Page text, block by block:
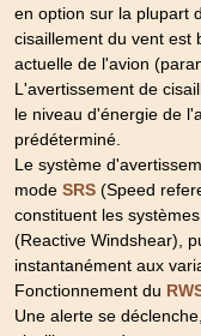
en option sur la plupart
cisaillement du vent est
actuelle de l'avion
L'avertissement de
le niveau d'énergie de
prédéterminé.
Le système
modeSRS (Speed
constituent les
(Reactive Windshear),
instantanément aux
Fonctionnement du
Une alerte se